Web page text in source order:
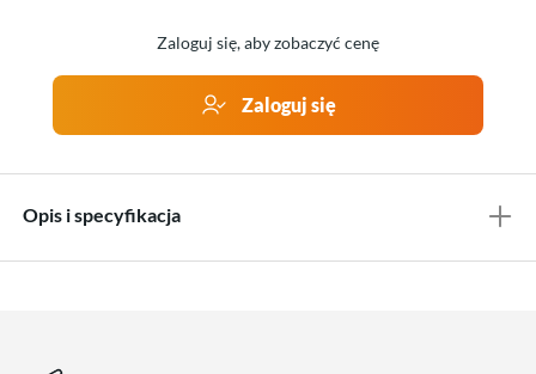
Zaloguj się, aby zobaczyć cenę
Zaloguj się
Opis i specyfikacja